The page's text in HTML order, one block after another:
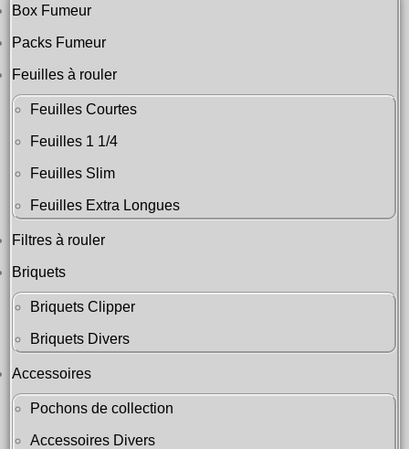
Box Fumeur
Packs Fumeur
Feuilles à rouler
Feuilles Courtes
Feuilles 1 1/4
Feuilles Slim
Feuilles Extra Longues
Filtres à rouler
Briquets
Briquets Clipper
Briquets Divers
Accessoires
Pochons de collection
Accessoires Divers